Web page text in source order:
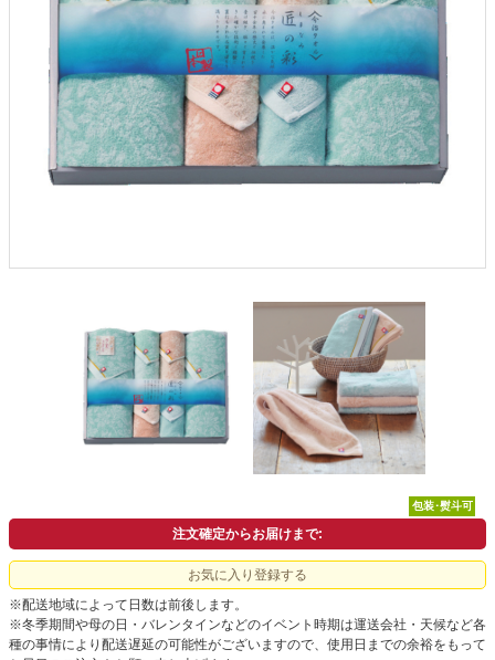
カタログギフト
ブライダルバッグ
演出用品
内祝い 出産祝い
ドメイン指定受信について
無料サンプル・資料請求
お問合せ
包装･熨斗可
注文確定からお届けまで:
お気に入り登録する
※配送地域によって日数は前後します。
※冬季期間や母の日・バレンタインなどのイベント時期は運送会社・天候など各
種の事情により配送遅延の可能性がございますので、使用日までの余裕をもって